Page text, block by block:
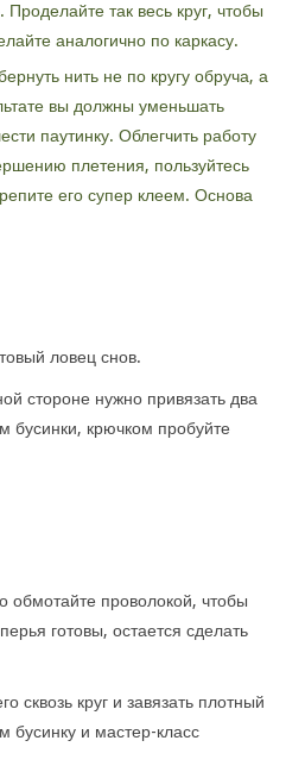
так весь круг, чтобы
аналогично по каркасу.
нить не по кругу обруча, а
вы должны уменьшать
паутинку. Облегчить работу
плетения, пользуйтесь
его супер клеем. Основа
ловец снов.
стороне нужно привязать два
бусинки, крючком пробуйте
обмотайте проволокой, чтобы
готовы, остается сделать
сквозь круг и завязать плотный
бусинку и мастер-класс